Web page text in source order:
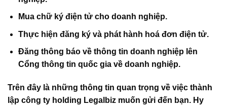
Mua chữ ký điện tử cho doanh nghiệp.
Thực hiện đăng ký và phát hành hoá đơn điện tử.
Đăng thông báo về thông tin doanh nghiệp lên
Cổng thông tin quốc gia về doanh nghiệp.
Trên đây là những thông tin quan trọng về việc thành
lập công ty holding Legalbiz muốn gửi đến bạn. Hy